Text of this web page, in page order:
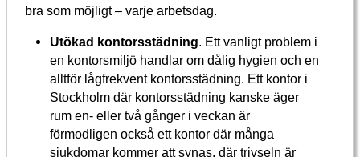
bra som möjligt – varje arbetsdag.
Utökad kontorsstädning. Ett vanligt problem i
en kontorsmiljö handlar om dålig hygien och en
alltför lågfrekvent kontorsstädning. Ett kontor i
Stockholm där kontorsstädning kanske äger
rum en- eller två gånger i veckan är
förmodligen också ett kontor där många
sjukdomar kommer att synas, där trivseln är